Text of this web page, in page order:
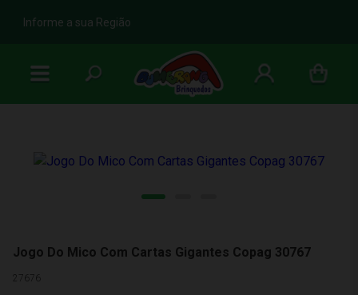
b
Informe a sua Região
Jogo Do Mico Com Cartas Gigantes Copag 30767
27676